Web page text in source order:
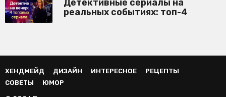
Детективные сериалы на
реальных событиях: топ-4
ХЕНДМЕЙД ДИЗАЙН ИНТЕРЕСНОЕ
РЕЦЕПТЫ
СОВЕТЫ
ЮМОР